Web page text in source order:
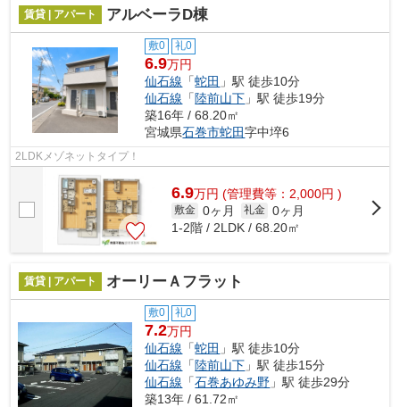
賃貸 | アパート アルベーラD棟
敷0 礼0
6.9万円
仙石線 「蛇田 」駅 徒歩10分
仙石線 「陸前山下 」駅 徒歩19分
築16年 / 68.20㎡
宮城県石巻市蛇田字中埣6
2LDKメゾネットタイプ！
6.9万円 (管理費等：2,000円 )
敷金 0ヶ月 礼金 0ヶ月
1-2階 / 2LDK / 68.20㎡
賃貸 | アパート オーリーＡフラット
敷0 礼0
7.2万円
仙石線 「蛇田 」駅 徒歩10分
仙石線 「陸前山下 」駅 徒歩15分
仙石線 「石巻あゆみ野 」駅 徒歩29分
築13年 / 61.72㎡